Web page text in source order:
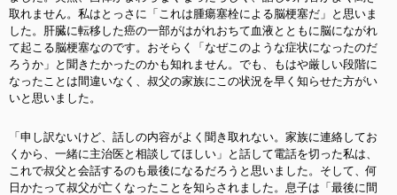
取れません。私はとっさに「これは腫瘍塞栓による脳梗塞だ」と思いま
した。肝臓に転移した癌の一部がはがれおちて血液とともに脳にながれ
て起こる脳梗塞なのです。おそらく「なぜこのような症状になったのだ
ろうか」と聞きたかったのかも知れません。でも、もはや厳しい段階に
なったことは間違いなく、叔父の家族にこの状況を早く知らせた方がい
いと思いました。
「申し訳ないけど、話しの内容がよく聞き取れない。家族に連絡してお
くから、一緒に主治医と相談してほしい」と話して電話を切った私は、
これで叔父と会話するのも最後になるだろうと思いました。そして、何
日かたって叔父が亡くなったことを知らされました。息子は「最後に間